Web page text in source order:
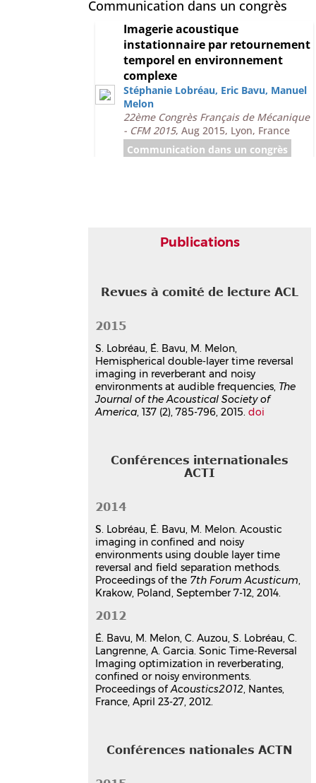
Communication dans un congrès
Imagerie acoustique
instationnaire par retournement
temporel en environnement
complexe
Stéphanie Lobréau, Eric Bavu, Manuel
Melon
22ème Congrès Français de Mécanique
- CFM 2015, Aug 2015, Lyon, France
Communication dans un congrès
Stéphanie Lobréau,Eric Bavu
Communication dans un congrès
Sonic Time Reversal Imaging
optimization in reverberating,
confined or noisy environments
Eric Bavu,Manuel Melon,Clément
Auzou,Stéphanie Lobréau,
Christophe Langrenne,Alexandre
Garcia
Communication dans un congrès
hal-00811124v1
instationnaire de sources
acoustiques en milieu
réverbérant et bruité par
renversement temporel et
séparation de champs sur
antenne hémisphérique double
Stéphanie Lobréau
Acoustique [physics.class-ph].
Conservatoire national des arts et
metiers - CNAM, 2015. Français.
2015CNAM0993⟩
Publications
Revues à comité de lecture ACL
2015
S. Lobréau, É. Bavu, M. Melon,
Hemispherical double-layer time reversal
imaging in reverberant and noisy
environments at audible frequencies, The
Journal of the Acoustical Society of
America, 137 (2), 785-796, 2015.doi
Conférences internationales
ACTI
2014
S. Lobréau, É. Bavu, M. Melon. Acoustic
imaging in confined and noisy
environments using double layer time
reversal and field separation methods.
Proceedings of the 7th Forum Acusticum,
Krakow, Poland, September 7-12, 2014.
2012
É. Bavu, M. Melon, C. Auzou, S. Lobréau, C.
Langrenne, A. Garcia. Sonic Time-Reversal
Imaging optimization in reverberating,
confined or noisy environments.
Proceedings ofAcoustics2012, Nantes,
France, April 23-27, 2012.
Conférences nationales ACTN